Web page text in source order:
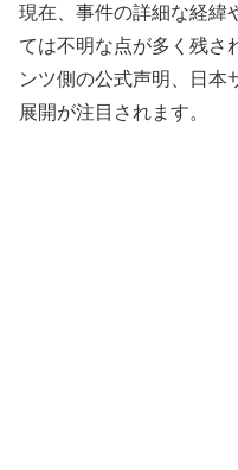
現在、事件の詳細な経緯
ては不明な点が多く残さ
ンツ側の公式声明、日本
展開が注目されます。